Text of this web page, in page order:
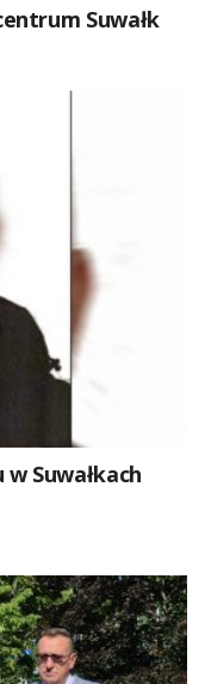
Suwałk
Suwałkach